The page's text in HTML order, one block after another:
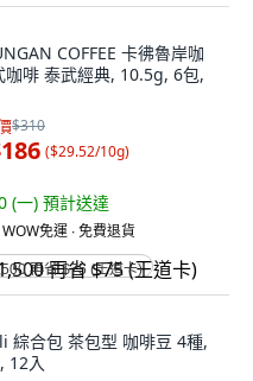
COFFEE 卡彿魯岸咖
咖啡 泰武經典, 10.5g, 6包,
$310
($29.52/10g)
(一) 預計送達
免運 ∙ 免費退貨
再省 $75 (王道卡)
綜合包 茶包型 咖啡豆 4種,
12入